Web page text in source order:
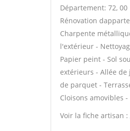
Département: 72, 00
Rénovation
Charpente
l'extérieur -
Papier peint - Sol
extérieurs - Allée
de parquet -
Cloisons amovibles
Voir la fiche artisan :